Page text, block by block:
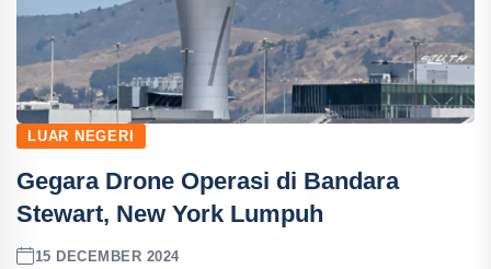
LUAR NEGERI
Gegara Drone Operasi di Bandara
Stewart, New York Lumpuh
15 DECEMBER 2024